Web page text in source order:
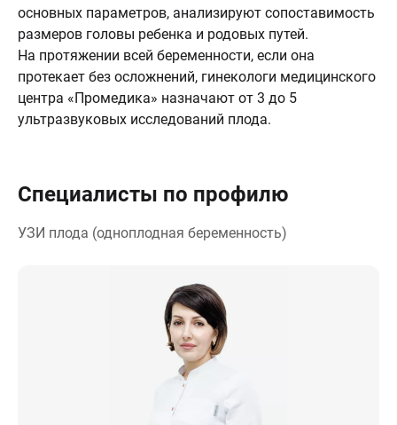
основных параметров, анализируют сопоставимость
размеров головы ребенка и родовых путей.
На протяжении всей беременности, если она
протекает без осложнений, гинекологи медицинского
центра «Промедика» назначают от 3 до 5
ультразвуковых исследований плода.
Специалисты по профилю
УЗИ плода (одноплодная беременность)